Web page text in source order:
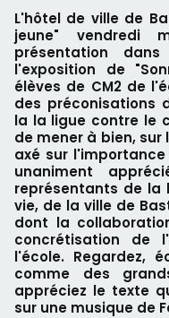
L'hôtel de ville de
jeune" vendredi
présentation
l'exposition de
élèves de CM2 de
des préconisations
la la ligue contre le
de mener à bien,
axé sur
unaniment
représentants de la
vie, de la ville de
dont la
concrétisation de
l'école. Regardez,
comme des
appréciez le texte
sur une musique de